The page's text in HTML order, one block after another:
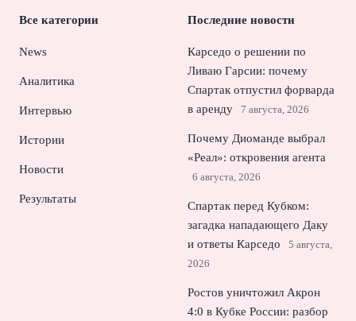
Все категории
News
Аналитика
Интервью
Истории
Новости
Результаты
Последние новости
Карседо о решении по
Ливаю Гарсии: почему
Спартак отпустил форварда
в аренду
7 августа, 2026
Почему Диоманде выбрал
«Реал»: откровения агента
6 августа, 2026
Спартак перед Кубком:
загадка нападающего Даку
и ответы Карседо
5 августа,
2026
Ростов уничтожил Акрон
4:0 в Кубке России: разбор